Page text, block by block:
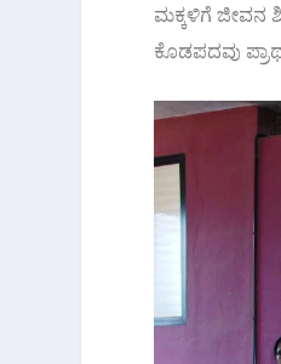
ಮಕ್ಕಳಿಗೆ ಜೀವನ
ಕೊಡಪದವು